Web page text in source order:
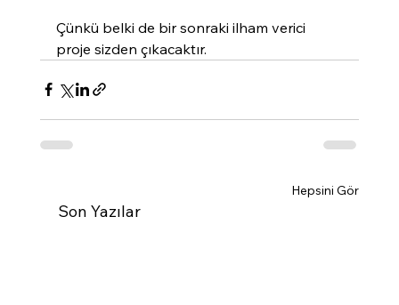
Çünkü belki de bir sonraki ilham verici
proje sizden çıkacaktır.
Son Yazılar
Hepsini Gör